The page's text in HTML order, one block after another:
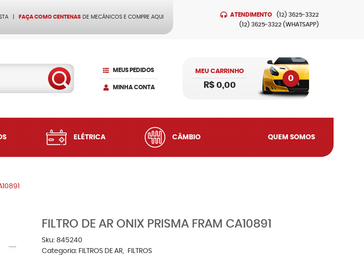
FAÇA COMO CENTENAS DE MECÂNICOS E COMPRE AQUI ATENDIMENTO (12) 3625-3322
(12) 3625-3322 (WHATSAPP)
MEUS PEDIDOS
MINHA CONTA
MEU CARRINHO
0
R$ 0,00
ELÉTRICA CÂMBIO QUEM SOMOS
FILTRO DE AR ONIX PRISMA FRAM CA10891
Sku: 845240
Categoria: FILTROS DE AR
FILTROS